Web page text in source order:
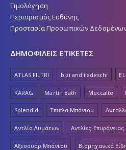
Τιμολόγηση
Περιορισμός Ευθύνης
Προστασία Προσωπικών
ΔΗΜΟΦΙΛΕΙΣ ΕΤΙΚΕΤΕΣ
ATLAS FILTRI bizi and tedeschi
KARAG Martin Bath Meccalte
Splendid Έπιπλα Μπάνιου
Αντλία Λυμάτων Αντλίες Επιφάνειας
Αξεσουάρ Μπάνιου Βιομηχανικά